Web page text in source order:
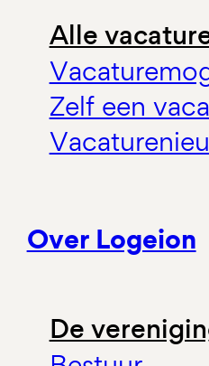
Alle
Zelf een
Over Logeion
De